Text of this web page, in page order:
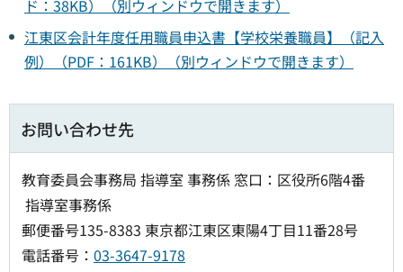
ド：38KB）（別ウィンドウで開きます）
江東区会計年度任用職員申込書【学校栄養職員】（記入
例）（PDF：161KB）（別ウィンドウで開きます）
お問い合わせ先
教育委員会事務局 指導室 事務係 窓口：区役所6階4番
指導室事務係
郵便番号135-8383 東京都江東区東陽4丁目11番28号
電話番号： 03-3647-9178